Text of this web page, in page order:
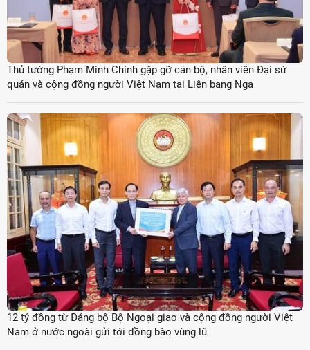
Thủ tướng Phạm Minh Chính gặp gỡ cán bộ, nhân viên Đại sứ
quán và cộng đồng người Việt Nam tại Liên bang Nga
12 tỷ đồng từ Đảng bộ Bộ Ngoại giao và cộng đồng người Việt
Nam ở nước ngoài gửi tới đồng bào vùng lũ